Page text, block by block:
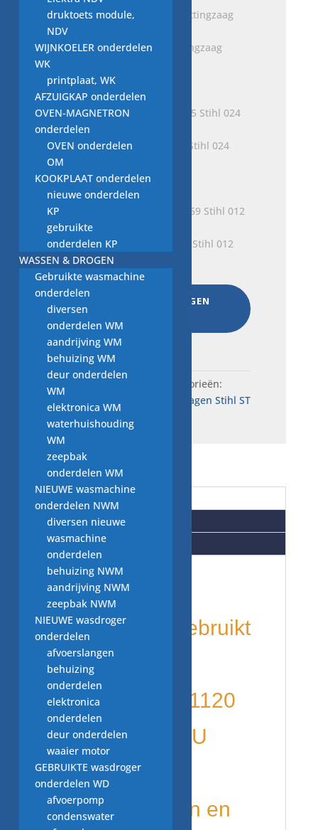
stelschroef Stihl 012 kettingzaag
€2,50
luchtfilter 1121 120 1605 Stihl 024
€12,50
ontsteking 3309, B606359 Stihl 012
onderdelen kettingzaag
€25,00
AAN WINKELWAGEN
Total:€ 50,35
Categorieën:
beschermkap, ST
Motorzagen Stihl ST
Beschrijving
Aanvullende informatie
Beoordelingen (0)
kettingzaag
onderdelen: gebruikt
onderdeel
beschermkap 1120
646 7705, 122U
kettingzaag
diverse merken en
druktoets module,
NDV
WIJNKOELER onderdelen
WK
printplaat, WK
AFZUIGKAP onderdelen
OVEN-MAGNETRON
onderdelen
OVEN onderdelen
OM
KOOKPLAAT onderdelen
nieuwe onderdelen
KP
gebruikte
onderdelen KP
WASSEN & DROGEN
Gebruikte wasmachine
onderdelen
diversen
onderdelen WM
aandrijving WM
behuizing WM
deur onderdelen
WM
elektronica WM
waterhuishouding
WM
zeepbak
onderdelen WM
NIEUWE wasmachine
onderdelen NWM
diversen nieuwe
wasmachine
onderdelen
behuizing NWM
aandrijving NWM
zeepbak NWM
NIEUWE wasdroger
onderdelen
afvoerslangen
behuizing
onderdelen
elektronica
onderdelen
deur onderdelen
waaier motor
GEBRUIKTE wasdroger
onderdelen WD
afvoerpomp
condenswater